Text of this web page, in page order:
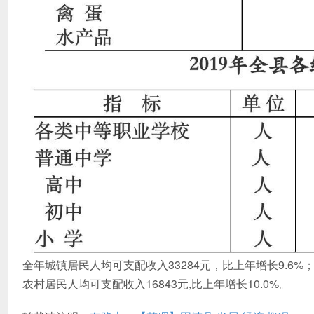
全年城镇居民人均可支配收入33284元，比上年增长9.6%；
农村居民人均可支配收入16843元,比上年增长10.0%。